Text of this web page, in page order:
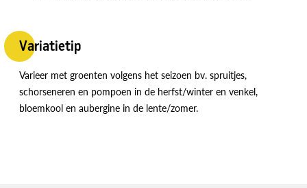
Variatietip
Varieer met groenten volgens het seizoen bv. spruitjes,
schorseneren en pompoen in de herfst/winter en venkel,
bloemkool en aubergine in de lente/zomer.